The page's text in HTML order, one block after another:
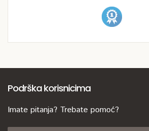
Podrška korisnicima
Imate pitanja? Trebate pomoć?